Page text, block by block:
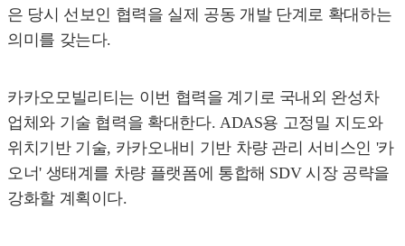
은 당시 선보인 협력을 실제 공동 개발 단계로 확대하는
의미를 갖는다.
카카오모빌리티는 이번 협력을 계기로 국내외 완성차
업체와 기술 협력을 확대한다. ADAS용 고정밀 지도와
위치기반 기술, 카카오내비 기반 차량 관리 서비스인 '카
오너' 생태계를 차량 플랫폼에 통합해 SDV 시장 공략을
강화할 계획이다.